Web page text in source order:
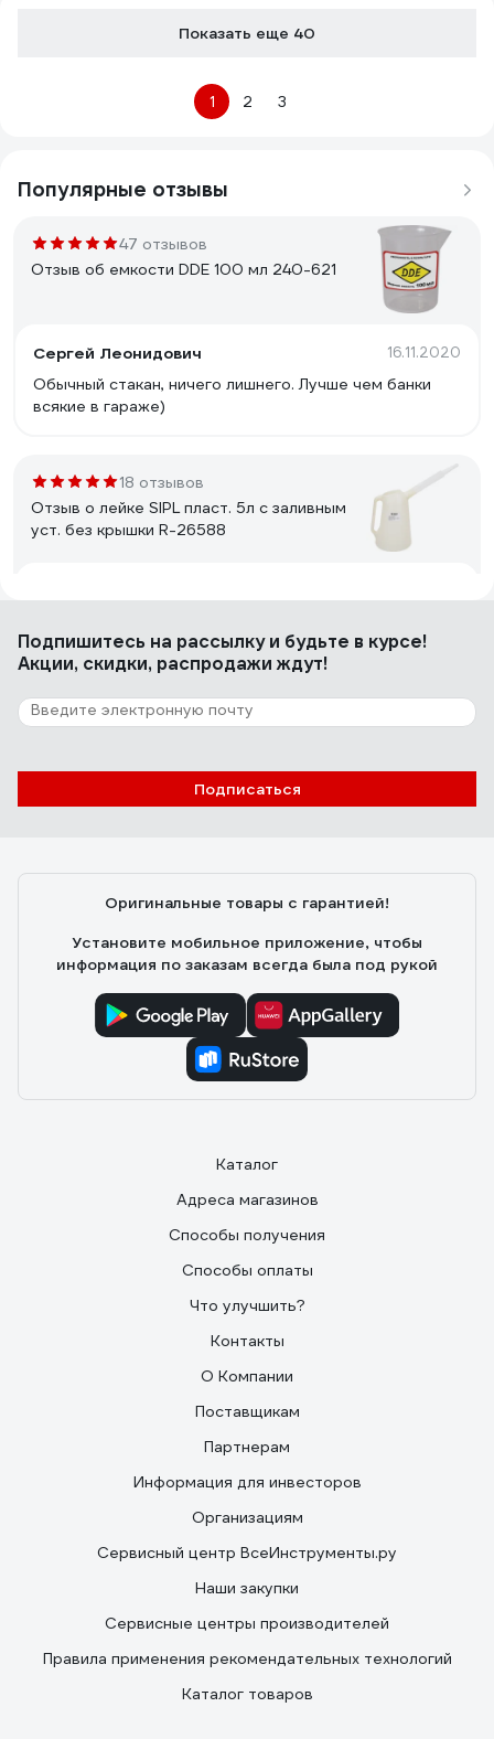
Показать еще 40
1 2 3
Популярные отзывы
47 отзывов
Отзыв об емкости DDE 100 мл 240-621
Сергей Леонидович 16.11.2020
Обычный стакан, ничего лишнего. Лучше чем банки
всякие в гараже)
18 отзывов
Отзыв о лейке SIPL пласт. 5л с заливным
уст. без крышки R-26588
6 отзывов
Отзыв об емкости мерной Rockforce 1 л
Максим К. 09.01.2023
Подпишитесь на рассылкуи будьте в курсе!
Акции, скидки, распродажи ждут!
Подписаться
Оригинальные товары с гарантией!
Установите мобильное приложение, чтобы
информация по заказам всегда была под рукой
Каталог
Адреса магазинов
Способы получения
Способы оплаты
Что улучшить?
Контакты
О Компании
Поставщикам
Партнерам
Информация для инвесторов
Организациям
Сервисный центр ВсеИнструменты.ру
Наши закупки
Сервисные центры производителей
Правила применения рекомендательных технологий
Каталог товаров